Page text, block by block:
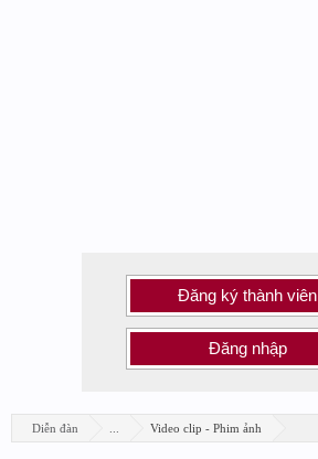
Đăng ký thành viên
Đăng nhập
Diễn đàn Video clip - Phim ảnh